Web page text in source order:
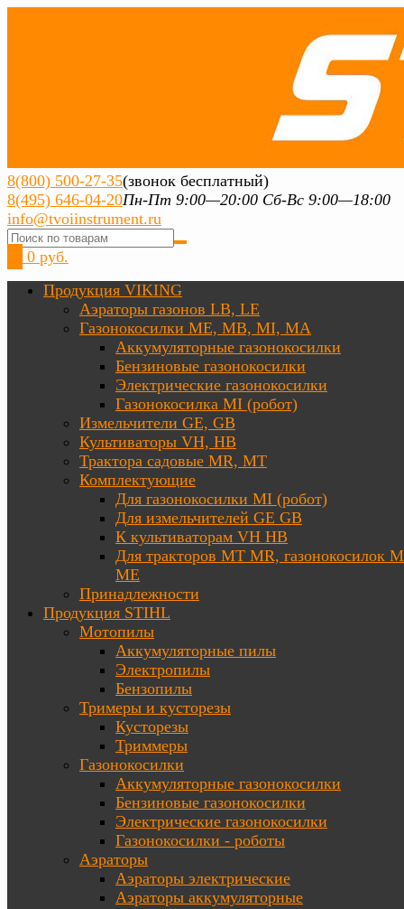
8(800) 500-27-35(звонок бесплатный)
8(495) 646-04-20Пн-Пт 9:00—20:00 Сб-Вс 9:00—18:00
info@tvoiinstrument.ru
0 руб.
Продукция VIKING
Аэраторы газонов LB, LE
Газонокосилки ME, MB, MI, MA
Аккумуляторные газонокосилки
Бензиновые газонокосилки
Электрические газонокосилки
Газонокосилка MI (робот)
Измельчители GE, GB
Культиваторы VH, HB
Трактора садовые MR, MT
Комплектующие
Для газонокосилки MI (робот)
Для измельчителей GE GB
К культиваторам VH HB
Для тракторов МТ MR, газонокосилок
ME
Принадлежности
Продукция STIHL
Мотопилы
Аккумуляторные пилы
Электропилы
Бензопилы
Тримеры и кусторезы
Кусторезы
Триммеры
Газонокосилки
Аккумуляторные газонокосилки
Бензиновые газонокосилки
Электрические газонокосилки
Газонокосилки - роботы
Аэраторы
Аэраторы электрические
Аэраторы аккумуляторные